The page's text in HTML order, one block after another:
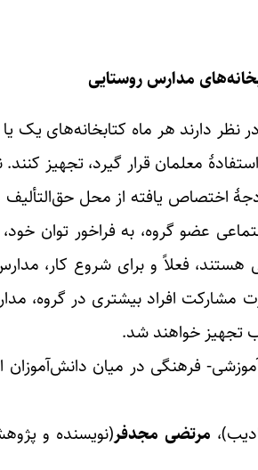
مدارس روستایی
دارند هر ماه کتابخانه‌های یک
معلمان قرار گیرد، تجهیز
اختصاص یافته از محل
عضو گروه، به فراخور توان خود،
فعلاً و برای شروع کار،
مشارکت افراد بیشتری در گروه،
تجهیز خواهند شد.
فرهنگی در میان دانش‌آموزان
مرتضی مجدفر(نویسنده و